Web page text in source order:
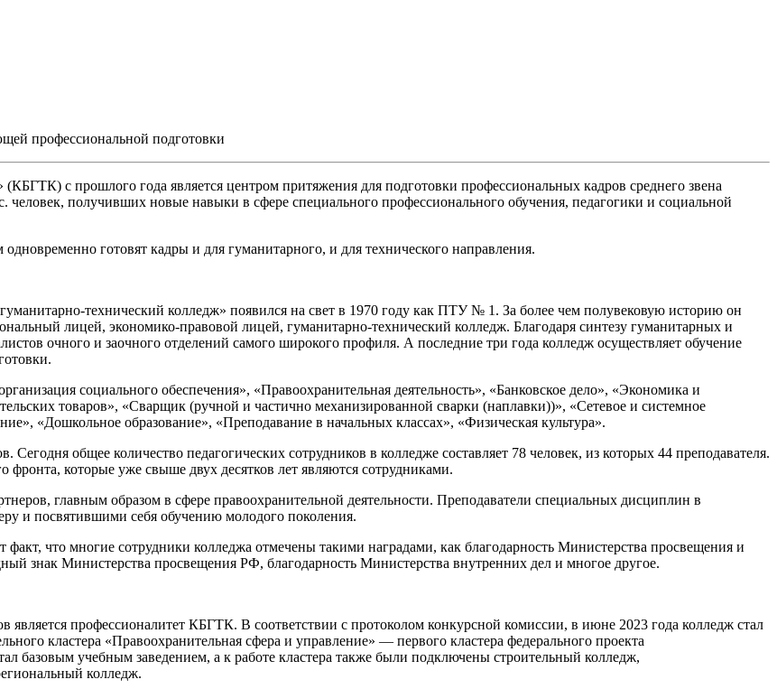
профессиональной подготовки
с прошлого года является центром притяжения для подготовки профессиональных кадров среднего звена
получивших новые навыки в сфере специального профессионального обучения, педагогики и социальной
готовят кадры и для гуманитарного, и для технического направления.
технический колледж» появился на свет в 1970 году как ПТУ № 1. За более чем полувековую историю он
лицей, экономико-правовой лицей, гуманитарно-технический колледж. Благодаря синтезу гуманитарных и
очного и заочного отделений самого широкого профиля. А последние три года колледж осуществляет обучение
социального обеспечения», «Правоохранительная деятельность», «Банковское дело», «Экономика и
товаров», «Сварщик (ручной и частично механизированной сварки (наплавки))», «Сетевое и системное
«Дошкольное образование», «Преподавание в начальных классах», «Физическая культура».
Сегодня общее количество педагогических сотрудников в колледже составляет 78 человек, из которых 44 преподавателя.
которые уже свыше двух десятков лет являются сотрудниками.
главным образом в сфере правоохранительной деятельности. Преподаватели специальных дисциплин в
и посвятившими себя обучению молодого поколения.
факт, что многие сотрудники колледжа отмечены такими наградами, как благодарность Министерства просвещения и
знак Министерства просвещения РФ, благодарность Министерства внутренних дел и многое другое.
является профессионалитет КБГТК. В соответствии с протоколом конкурсной комиссии, в июне 2023 года колледж стал
кластера «Правоохранительная сфера и управление» — первого кластера федерального проекта
базовым учебным заведением, а к работе кластера также были подключены строительный колледж,
колледж.